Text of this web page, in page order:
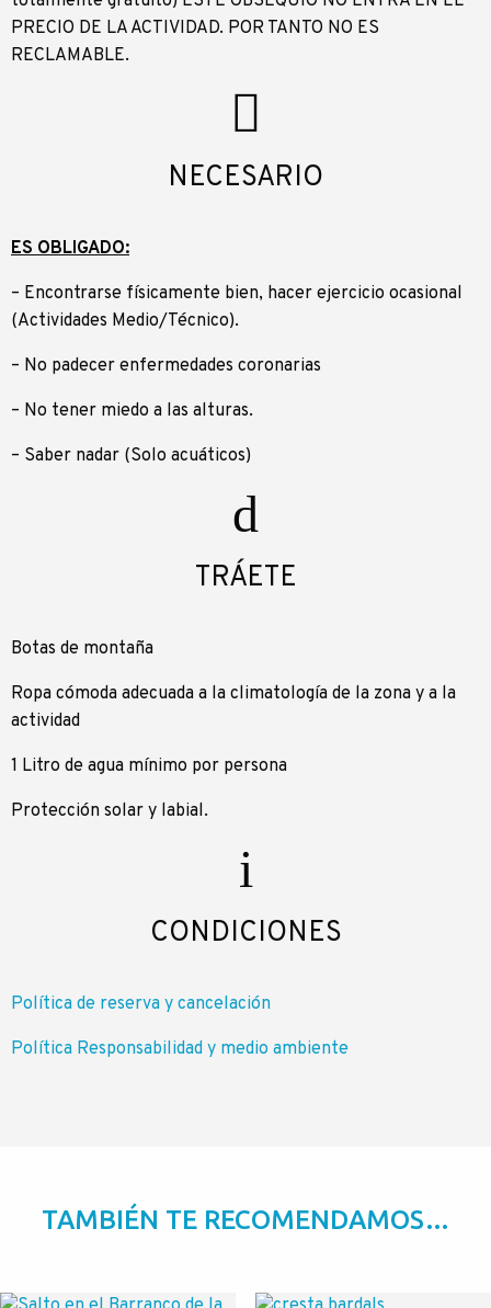
PRECIO DE LA ACTIVIDAD. POR TANTO NO ES
RECLAMABLE.
NECESARIO
ES OBLIGADO:
– Encontrarse físicamente bien, hacer ejercicio ocasional
(Actividades Medio/Técnico).
– No padecer enfermedades coronarias
– No tener miedo a las alturas.
– Saber nadar (Solo acuáticos)
TRÁETE
Botas de montaña
Ropa cómoda adecuada a la climatología de la zona y a la
actividad
1 Litro de agua mínimo por persona
Protección solar y labial.
CONDICIONES
Política de reserva y cancelación
Política Responsabilidad y medio ambiente
TAMBIÉN TE RECOMENDAMOS…